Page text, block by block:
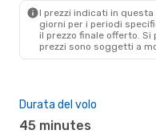
- JKH
Sky Express Diretto
JKH- ATH
ATH- JKH
Sky Express
JKH- ATH
I prezzi indicati in
giorni per i periodi
il ​​prezzo finale offerto.
prezzi sono soggetti a
Durata del volo
45 minutes